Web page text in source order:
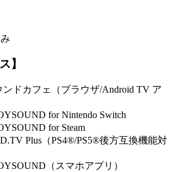
】
ンドカフェ（ブラウザ/Android TV ア
for Nintendo Switch
for Steam
Plus（PS4®/PS5®後方互換機能対
（スマホアプリ）